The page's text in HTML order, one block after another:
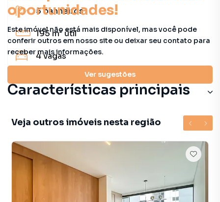
oportunidades!
Este imóvel não está mais disponível, mas você pode
conferir outros em nosso site ou deixar seu contato para
receber mais informações.
Ver sugestões
5banheiros
195 m² útil
4vagas
Características principais
Veja outros imóveis nesta região